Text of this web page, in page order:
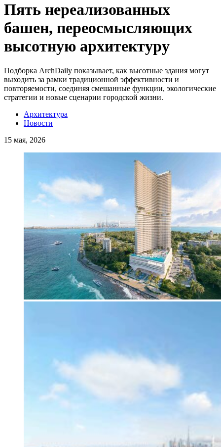
Пять нереализованных
башен, переосмысляющих
высотную архитектуру
Подборка ArchDaily показывает, как высотные здания могут
выходить за рамки традиционной эффективности и
повторяемости, соединяя смешанные функции, экологические
стратегии и новые сценарии городской жизни.
Архитектура
Новости
15 мая, 2026